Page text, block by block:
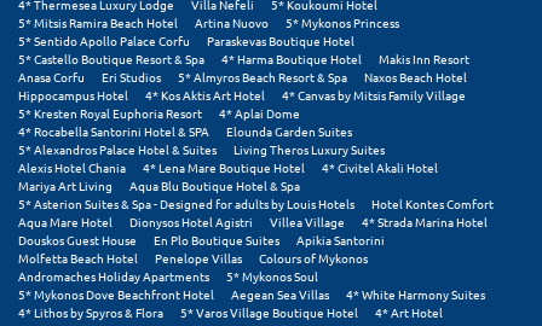
4* Thermesea Luxury Lodge
Villa Nefeli
5* Koukoumi Hotel
5* Mitsis Ramira Beach Hotel
Artina Nuovo
5* Mykonos Princess
5* Sentido Apollo Palace Corfu
Paraskevas Boutique Hotel
5* Castello Boutique Resort & Spa
4* Harma Boutique Hotel
Makis Inn Resort
Anasa Corfu
Eri Studios 5* Almyros Beach Resort & Spa
Naxos Beach Hotel
Hippocampus Hotel
4* Kos Aktis Art Hotel
4* Canvas by Mitsis Family Village
5* Kresten Royal Euphoria Resort
4* Aplai Dome
4* Rocabella Santorini Hotel & SPA
Elounda Garden Suites
5* Alexandros Palace Hotel & Suites
Living Theros Luxury Suites
Alexis Hotel Chania
4* Lena Mare Boutique Hotel
4* Civitel Akali Hotel
Mariya Art Living
Aqua Blu Boutique Hotel & Spa
5* Asterion Suites & Spa - Designed for adults by Louis Hotels
Hotel Kontes Comfort
Aqua Mare Hotel
Dionysos Hotel Agistri Villea Village
4* Strada Marina Hotel
Douskos Guest House
En Plo Boutique Suites
Apikia Santorini
Molfetta Beach Hotel
Penelope Villas
Colours of Mykonos
Andromaches Holiday Apartments
5* Mykonos Soul
5* Mykonos Dove Beachfront Hotel
Aegean Sea Villas
4* White Harmony Suites
4* Lithos by Spyros & Flora
5* Varos Village Boutique Hotel
4* Art Hotel